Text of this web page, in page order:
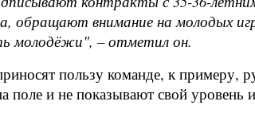
обращают внимание на молодых
молодёжи", – отметил он.
пользу команде, к примеру,
поле и не показывают свой уровень